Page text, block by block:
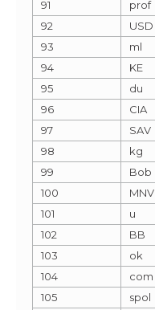
91 prof
92
USD
93
ml
94
KE
95
du
96
CIA
97
SAV
98
kg
99
Bob
100
MNV
101
u
102
BB
103
ok
104
com
105
spol